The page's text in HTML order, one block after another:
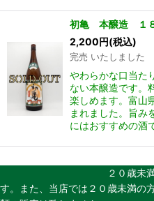
初亀 本醸造 １８
2,200円(税込)
完売 いたしました
やわらかな口当た
ない本醸造です。
楽しめます。富山
まれました。旨み
にはおすすめの酒
２０歳未満の方の飲
す。また、当店では２０歳未満の